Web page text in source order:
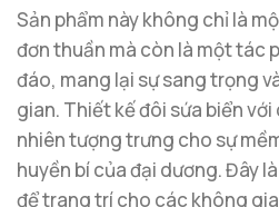
Sản phẩm này không chỉ là
đơn thuần mà còn là một tác
đáo, mang lại sự sang trọng
gian. Thiết kế đôi sứa biển
nhiên tượng trưng cho sự
huyền bí của đại dương. Đây
để trang trí cho các không